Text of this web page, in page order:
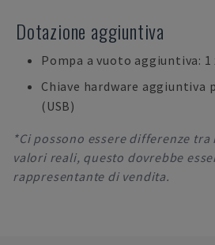
Dotazione aggiuntiva
Pompa a vuoto aggiuntiva: 1
Chiave hardware aggiuntiva
(USB)
*Ci possono essere differenze
valori reali, questo dovrebbe
rappresentante di vendita.